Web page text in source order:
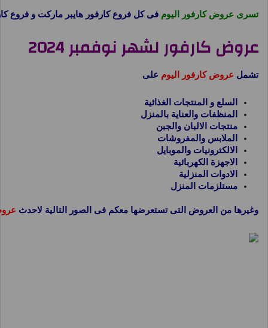
تسرى عروض كارفور اليوم فى كل فروع كارفور هايبر ماركت و فروع
عروض كارفور لشهر نوفمبر 2024
تشمل عروض كارفور اليوم على
السلع و المنتجات الغذائية
المنظفات والعناية بالمنزل
منتجات الالبان والجبن
الملابس والمفروشات
الالكترونيات والموبايل
الاجهزة الكهربائية
الادوات المنزلية
مستلزمات المنزل
وغيرها من العروض التى تستعرضها معكم فى الصور التالية لاحدث عروض